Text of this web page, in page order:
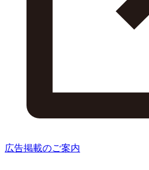
広告掲載のご案内